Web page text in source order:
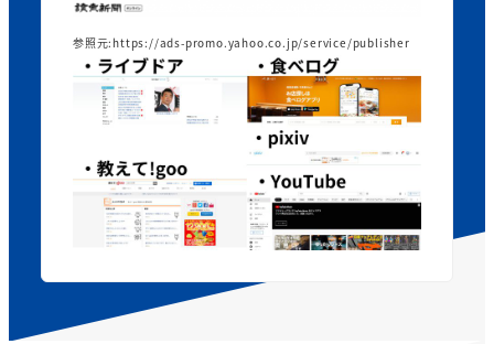
参照元:https://ads-promo.yahoo.co.jp/service/publisher